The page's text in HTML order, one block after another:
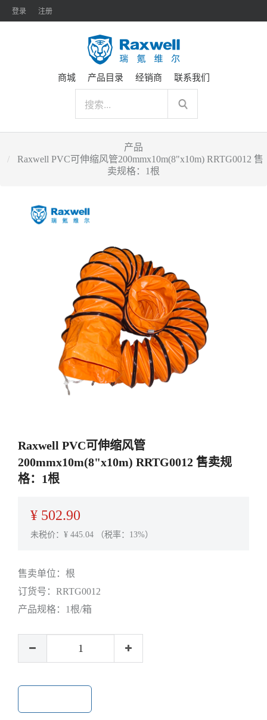
登录 注册
商城 产品目录 经销商 联系我们
产品
Raxwell PVC可伸缩风管200mmx10m(8"x10m) RRTG0012 售
卖规格：1根
Raxwell PVC可伸缩风管
200mmx10m(8"x10m) RRTG0012 售卖规
格：1根
¥ 502.90
未税价：¥ 445.04 （税率：13%）
售卖单位： 根
订货号： RRTG0012
产品规格： 1根/箱